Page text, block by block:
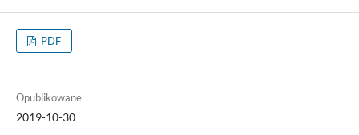
PDF
Opublikowane
2019-10-30